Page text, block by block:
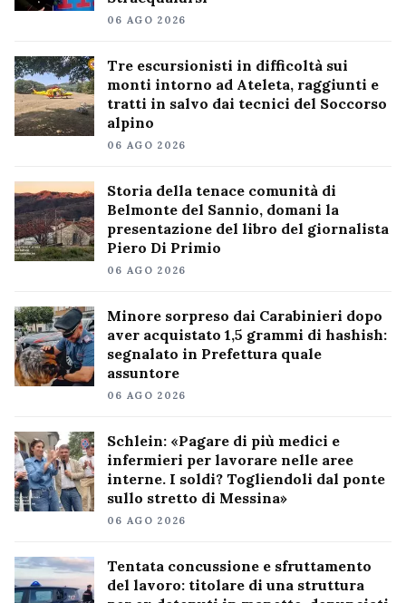
06 AGO 2026
Tre escursionisti in difficoltà sui
monti intorno ad Ateleta, raggiunti e
tratti in salvo dai tecnici del Soccorso
alpino
06 AGO 2026
Storia della tenace comunità di
Belmonte del Sannio, domani la
presentazione del libro del giornalista
Piero Di Primio
06 AGO 2026
Minore sorpreso dai Carabinieri dopo
aver acquistato 1,5 grammi di hashish:
segnalato in Prefettura quale
assuntore
06 AGO 2026
Schlein: «Pagare di più medici e
infermieri per lavorare nelle aree
interne. I soldi? Togliendoli dal ponte
sullo stretto di Messina»
06 AGO 2026
Tentata concussione e sfruttamento
del lavoro: titolare di una struttura